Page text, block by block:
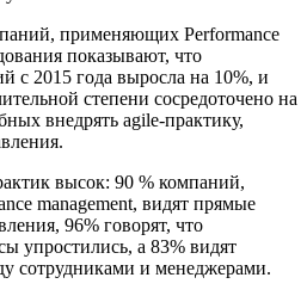
применяющих Performance
показывают, что
с 2015 года выросла на 10%, и
степени сосредоточено на
внедрять agile-практику,
высок: 90 % компаний,
management, видят прямые
96% говорят, что
упростились, а 83% видят
сотрудниками и менеджерами.